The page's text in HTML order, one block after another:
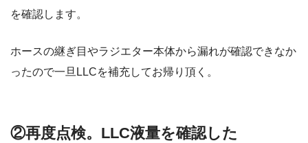
を確認します。
ホースの継ぎ目やラジエター本体から漏れが確認できなか
ったので一旦LLCを補充してお帰り頂く。
②再度点検。LLC液量を確認した